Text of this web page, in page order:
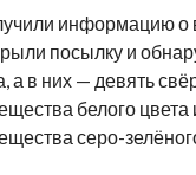
информацию
посылку и
а в них — девять
белого цвета
серо-